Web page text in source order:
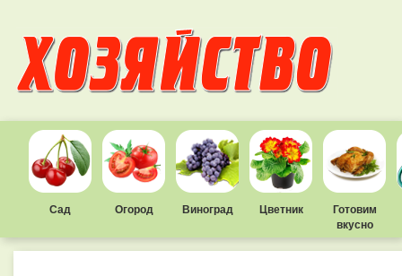
Сад Огород Виноград Цветник
Готовим
вкусно